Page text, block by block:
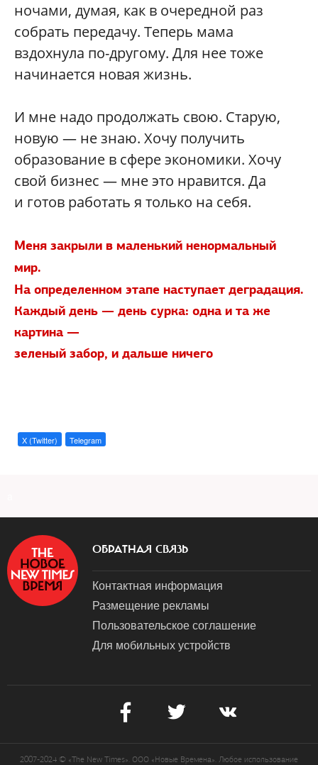
ночами, думая, как в очередной раз
собрать передачу. Теперь мама
вздохнула по-другому. Для нее тоже
начинается новая жизнь.
И мне надо продолжать свою. Старую,
новую — не знаю. Хочу получить
образование в сфере экономики. Хочу
свой бизнес — мне это нравится. Да
и готов работать я только на себя.
Меня закрыли в маленький ненормальный
мир.
На определенном этапе наступает деградация.
Каждый день — день сурка: одна и та же
картина —
зеленый забор, и дальше ничего
X (Twitter) Telegram
ОБРАТНАЯ СВЯЗЬ
Контактная информация
Размещение рекламы
Пользовательское соглашение
Для мобильных устройств
2007-2024 © «The New Times». ООО «Новые Времена». Любое использование